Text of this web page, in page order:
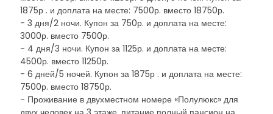
1875р . и доплата на месте: 7500р. вместо 18750р.
- 3 дня/2 ночи. Купон за 750р. и доплата на месте:
3000р. вместо 7500р.
- 4 дня/3 ночи. Купон за 1125р. и доплата на месте:
4500р. вместо 11250р.
- 6 дней/5 ночей. Купон за 1875р . и доплата на месте:
7500р. вместо 18750р.
- Проживание в двухместном номере «Полулюкс» для